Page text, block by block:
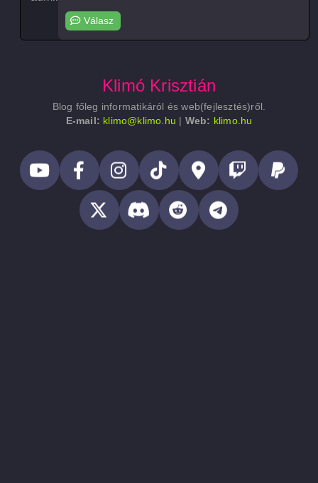
AVÉGREHAJTÓ
Válasz
Klimó Krisztián
Blog főleg informatikáról és web(fejlesztés)ről.
E-mail: klimo@klimo.hu Web: klimo.hu
Lábléc